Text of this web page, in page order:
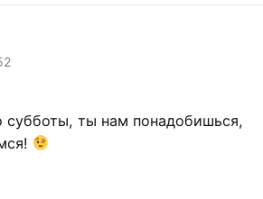
субботы, ты нам понадобишься,